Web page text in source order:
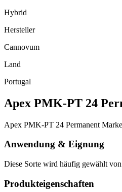
Hybrid
Hersteller
Cannovum
Land
Portugal
Apex PMK-PT 24
Apex PMK-PT 24 Permanent
Anwendung & Eignung
Diese Sorte wird häufig gewählt
Produkteigenschaften